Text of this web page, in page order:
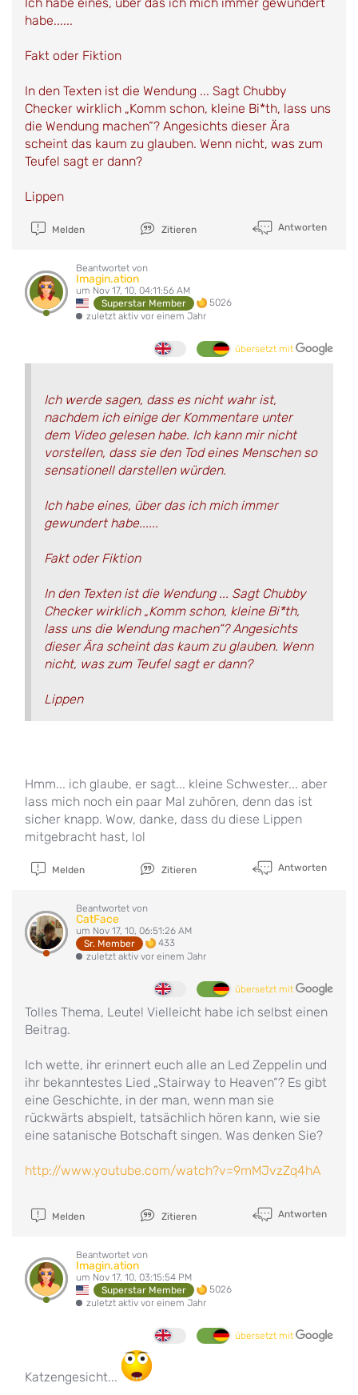
habe......
Fakt oder Fiktion
In den Texten ist die Wendung ... Sagt Chubby
Checker wirklich „Komm schon, kleine Bi*th, lass uns
die Wendung machen“? Angesichts dieser Ära
scheint das kaum zu glauben. Wenn nicht, was zum
Teufel sagt er dann?
Lippen
Melden Zitieren Antworten
Beantwortet von
Imagin.ation
um Nov 17, 10, 04:11:56 AM
Superstar Member
5026
zuletzt aktiv vor einem Jahr
übersetzt mit
Ich werde sagen, dass es nicht wahr ist,
nachdem ich einige der Kommentare unter
dem Video gelesen habe. Ich kann mir nicht
vorstellen, dass sie den Tod eines Menschen so
sensationell darstellen würden.
Ich habe eines, über das ich mich immer
gewundert habe......
Fakt oder Fiktion
In den Texten ist die Wendung ... Sagt Chubby
Checker wirklich „Komm schon, kleine Bi*th,
lass uns die Wendung machen“? Angesichts
dieser Ära scheint das kaum zu glauben. Wenn
nicht, was zum Teufel sagt er dann?
Lippen
Hmm... ich glaube, er sagt... kleine Schwester... aber
lass mich noch ein paar Mal zuhören, denn das ist
sicher knapp. Wow, danke, dass du diese Lippen
mitgebracht hast, lol
Melden Zitieren Antworten
Beantwortet von
CatFace
um Nov 17, 10, 06:51:26 AM
Sr. Member
433
zuletzt aktiv vor einem Jahr
übersetzt mit
Tolles Thema, Leute! Vielleicht habe ich selbst einen
Beitrag.
Ich wette, ihr erinnert euch alle an Led Zeppelin und
ihr bekanntestes Lied „Stairway to Heaven“? Es gibt
eine Geschichte, in der man, wenn man sie
rückwärts abspielt, tatsächlich hören kann, wie sie
eine satanische Botschaft singen. Was denken Sie?
http://www.youtube.com/watch?v=9mMJvzZq4hA
Melden Zitieren Antworten
Beantwortet von
Imagin.ation
um Nov 17, 10, 03:15:54 PM
Superstar Member
5026
zuletzt aktiv vor einem Jahr
übersetzt mit
Katzengesicht...